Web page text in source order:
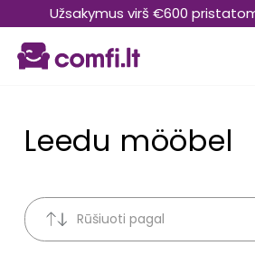
Translation
missing:
Užsakymus virš €600
Leedu mööbel
Rūšiuoti pagal